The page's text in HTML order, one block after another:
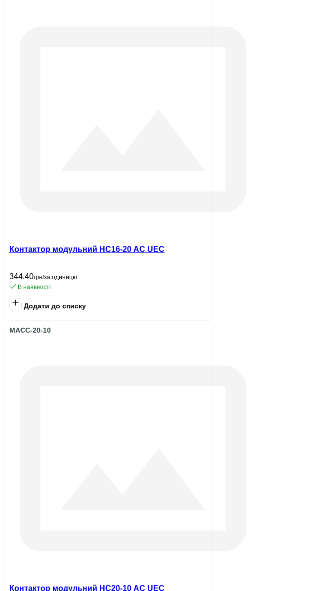
Контактор модульний HC16-20 AC UEC
344.40грн/за одиницю
В наявності
Додати до списку
MACC-20-10
Контактор модульний HC20-10 AC UEC